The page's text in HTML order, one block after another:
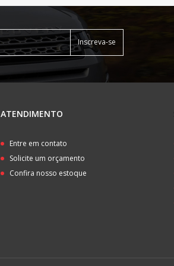
Inscreva-se
ATENDIMENTO
Entre em contato
Solicite um orçamento
Confira nosso estoque